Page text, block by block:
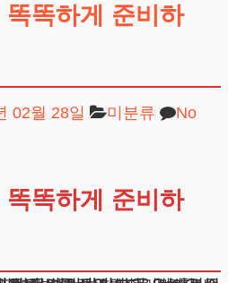
똑하게 준비하
02월 28일 미분류
No
똑하게 준비하